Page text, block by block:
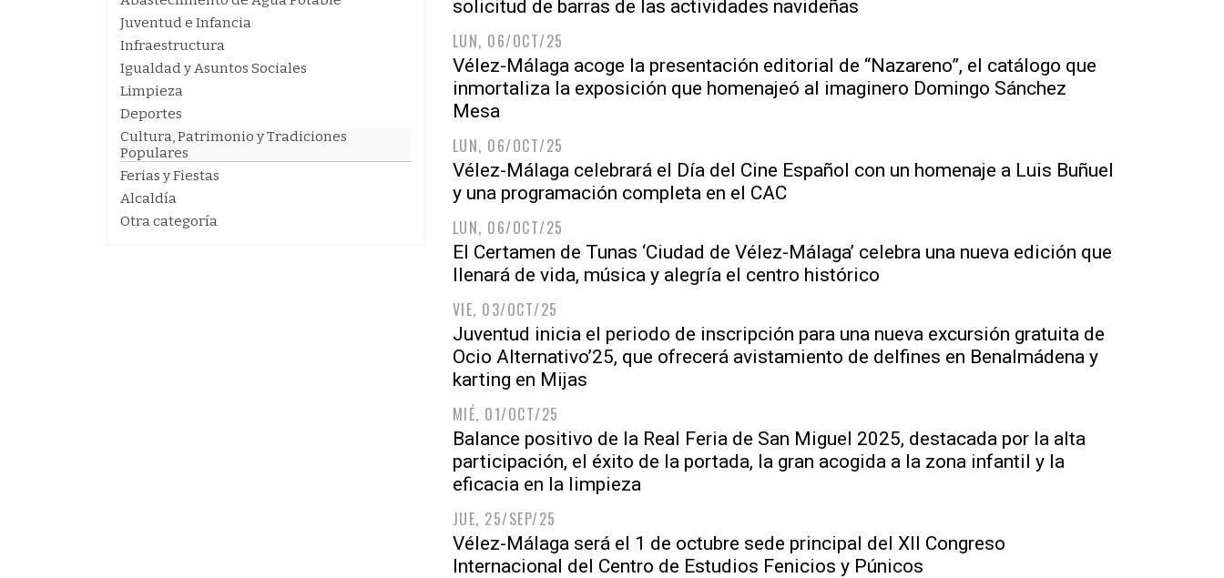
Juventud e Infancia
Infraestructura
Igualdad y Asuntos Sociales
Limpieza
Deportes
Cultura, Patrimonio y Tradiciones
Populares
Ferias y Fiestas
Alcaldía
Otra categoría
solicitud de barras de las actividades navideñas
LUN, 06/OCT/25
Vélez-Málaga acoge la presentación editorial de “Nazareno”, el catálogo que
inmortaliza la exposición que homenajeó al imaginero Domingo Sánchez
Mesa
LUN, 06/OCT/25
Vélez-Málaga celebrará el Día del Cine Español con un homenaje a Luis Buñuel
y una programación completa en el CAC
LUN, 06/OCT/25
El Certamen de Tunas ‘Ciudad de Vélez-Málaga’ celebra una nueva edición que
llenará de vida, música y alegría el centro histórico
VIE, 03/OCT/25
Juventud inicia el periodo de inscripción para una nueva excursión gratuita de
Ocio Alternativo’25, que ofrecerá avistamiento de delfines en Benalmádena y
karting en Mijas
MIÉ, 01/OCT/25
Balance positivo de la Real Feria de San Miguel 2025, destacada por la alta
participación, el éxito de la portada, la gran acogida a la zona infantil y la
eficacia en la limpieza
JUE, 25/SEP/25
Vélez-Málaga será el 1 de octubre sede principal del XII Congreso
Internacional del Centro de Estudios Fenicios y Púnicos